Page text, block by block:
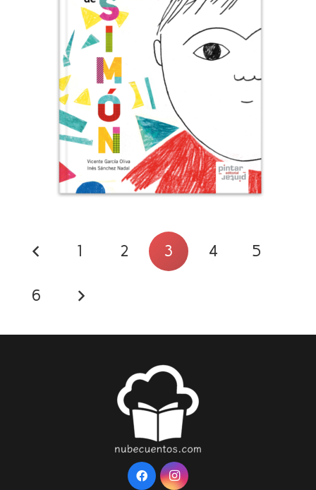
1 2 3 4 5
6